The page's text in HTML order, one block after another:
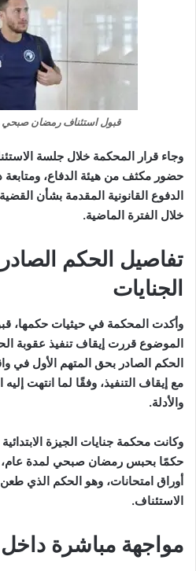
قبول استئناف رمضان صبحي
وجاء قرار المحكمة خلال جلسة
حضور مكثف من هيئة الدفاع، ومتابعة
الدفوع القانونية المقدمة بشأن
خلال الفترة الماضية.
تفاصيل الحكم
الجنايات
وأكدت المحكمة في حيثيات حكمها،
الحكم الصادر بحق المتهم الأول في
مع إيقاف التنفيذ، وفقًا لما انتهت
والأدلة.
وكانت محكمة جنايات الجيزة
حكمًا بحبس رمضان صبحي لمدة عام،
أوراق امتحانات، وهو الحكم الذي
الاستئناف.
مواجهة مباشرة